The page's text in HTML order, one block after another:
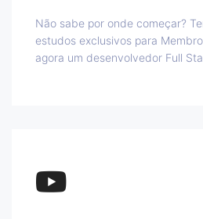
Não sabe por onde começar?
estudos exclusivos para
agora um desenvolvedor Full